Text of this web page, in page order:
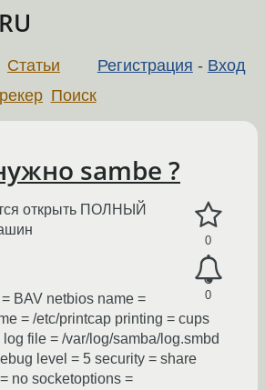
Регистрация - Вход
Статьи
Поиск
sambe ?
0
0
открыть ПОЛНЫЙ
BAV netbios name =
= /etc/printcap printing = cups
file = /var/log/samba/log.smbd
level = 5 security = share
no socketoptions =